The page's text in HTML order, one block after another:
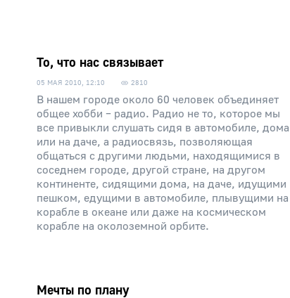
То, что нас связывает
05 МАЯ 2010, 12:10 2810
В нашем городе около 60 человек объединяет
общее хобби – радио. Радио не то, которое мы
все привыкли слушать сидя в автомобиле, дома
или на даче, а радиосвязь, позволяющая
общаться с другими людьми, находящимися в
соседнем городе, другой стране, на другом
континенте, сидящими дома, на даче, идущими
пешком, едущими в автомобиле, плывущими на
корабле в океане или даже на космическом
корабле на околоземной орбите.
Мечты по плану